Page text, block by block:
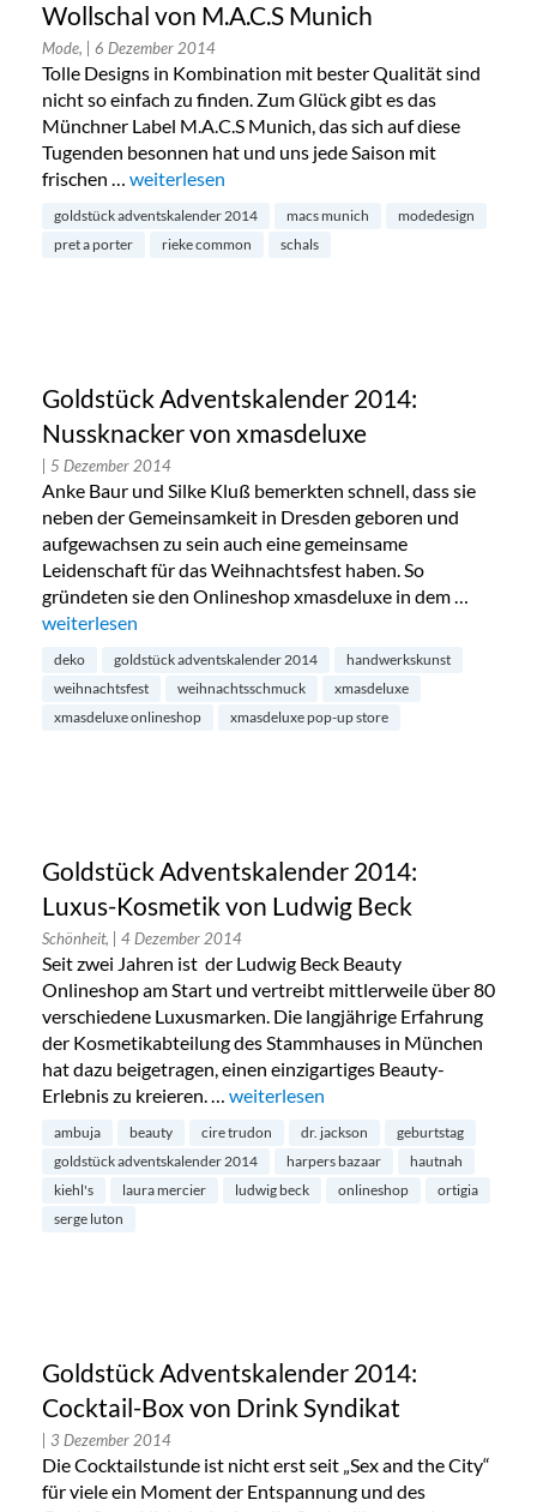
Wollschal von M.A.C.S Munich
Mode, | 6 Dezember 2014
Tolle Designs in Kombination mit bester Qualität sind
nicht so einfach zu finden. Zum Glück gibt es das
Münchner Label M.A.C.S Munich, das sich auf diese
Tugenden besonnen hat und uns jede Saison mit
frischen … „Goldstück Adventskalender 2014: Wollschal
weiterlesen
goldstück adventskalender 2014 macs munich
modedesign
pret a porter
rieke common schals
Goldstück Adventskalender 2014:
Nussknacker von xmasdeluxe
| 5 Dezember 2014
Anke Baur und Silke Kluß bemerkten schnell, dass sie
neben der Gemeinsamkeit in Dresden geboren und
aufgewachsen zu sein auch eine gemeinsame
Leidenschaft für das Weihnachtsfest haben. So
gründeten sie den Onlineshop xmasdeluxe in dem …
„Goldstück Adventskalender 2014: Nussknacker von
weiterlesen
deko goldstück adventskalender 2014
handwerkskunst
weihnachtsfest
weihnachtsschmuck
xmasdeluxe
xmasdeluxe onlineshop
xmasdeluxe pop-up store
Goldstück Adventskalender 2014:
Luxus-Kosmetik von Ludwig Beck
Schönheit, | 4 Dezember 2014
Seit zwei Jahren ist der Ludwig Beck Beauty
Onlineshop am Start und vertreibt mittlerweile über 80
verschiedene Luxusmarken. Die langjährige Erfahrung
der Kosmetikabteilung des Stammhauses in München
hat dazu beigetragen, einen einzigartiges Beauty-
Erlebnis zu kreieren. … „Goldstück Adventskalender 2014:
weiterlesen
ambuja beauty cire trudon dr. jackson
geburtstag
goldstück adventskalender 2014
harpers bazaar
hautnah
kiehl's
laura mercier ludwig beck onlineshop
ortigia
serge luton
Goldstück Adventskalender 2014:
Cocktail-Box von Drink Syndikat
| 3 Dezember 2014
Die Cocktailstunde ist nicht erst seit „Sex and the City“
für viele ein Moment der Entspannung und des